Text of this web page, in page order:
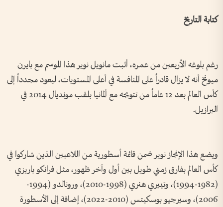
كتابة التاريخ
رغم بلوغه الأربعين من عمره، أثبت مانويل نوير هذا الموسم مع بايرن
ميونخ أنه لا يزال قادراً على المنافسة في أعلى المستويات، ليعود مجدداً إلى
كأس العالم بعد 12 عاماً من تتويجه مع ألمانيا بلقب مونديال 2014 في
البرازيل.
ويضع هذا الإنجاز نوير ضمن قائمة أسطورية من اللاعبين الذين شاركوا في
كأس العالم بفارق زمني طويل بين أول وآخر ظهور، مثل فرانكو باريزي
(1982-1994)، وتييري هنري (1998-2010)، ورونالدو (1994-
2006)، وسيرجيو بوسكيتس (2010-2022)، إضافة إلى الأسطورة